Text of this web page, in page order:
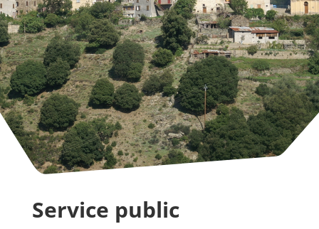
Service public